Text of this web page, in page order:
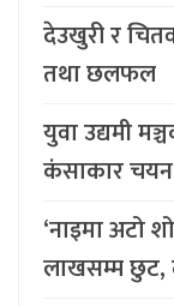
देउखुरी र
तथा छलफल
युवा उद्यमी
कंसाकार चयन
‘नाइमा अटो
लाखसम्म छुट,